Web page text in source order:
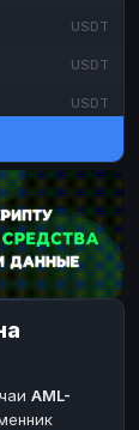
USDT
USDT
USDT
TON
DOGE
TRON
BCH
AML-